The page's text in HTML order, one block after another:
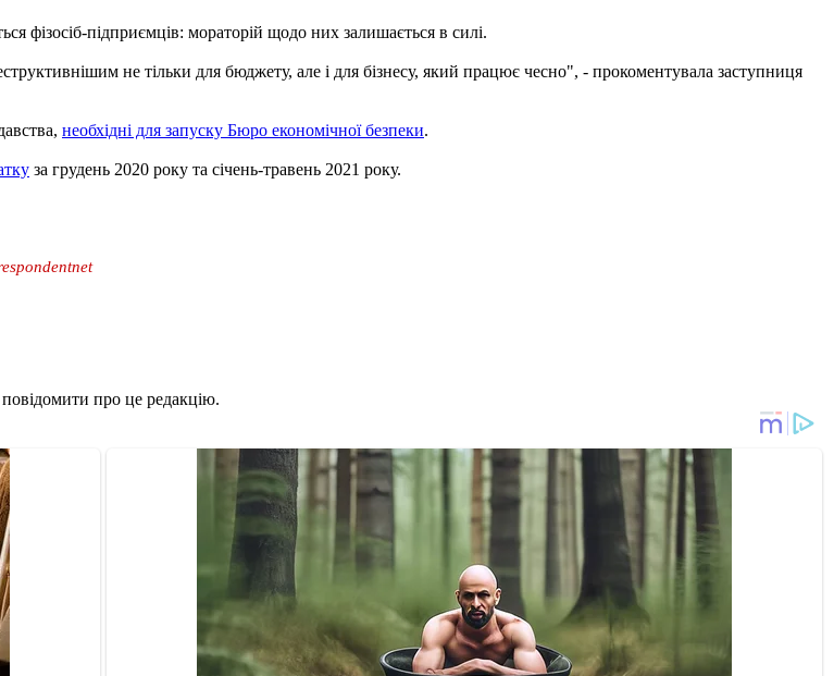
фізосіб-підприємців: мораторій щодо них залишається в силі.
не тільки для бюджету, але і для бізнесу, який працює чесно", - прокоментувала заступниця
необхідні для запуску Бюро економічної безпеки.
за грудень 2020 року та січень-травень 2021 року.
про це редакцію.